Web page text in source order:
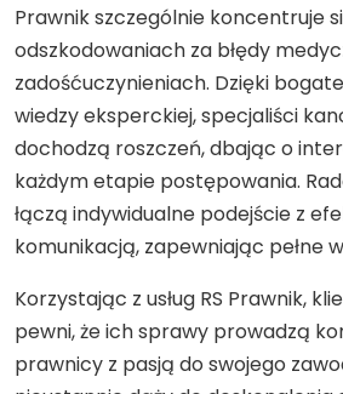
Prawnik szczególnie koncentruje
odszkodowaniach za błędy
zadośćuczynieniach. Dzięki
wiedzy eksperckiej, specjaliści
dochodzą roszczeń, dbając o
każdym etapie postępowania.
łączą indywidualne podejście z
komunikacją, zapewniając pełne
Korzystając z usług RS Prawnik,
pewni, że ich sprawy prowadzą
prawnicy z pasją do swojego